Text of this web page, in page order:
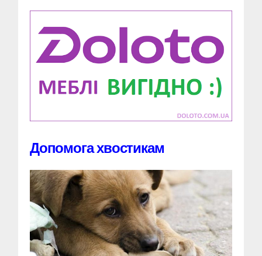
Допомога хвостикам